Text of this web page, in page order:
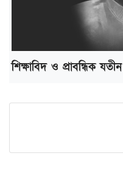
শিক্ষাবিদ ও প্রাবন্ধিক